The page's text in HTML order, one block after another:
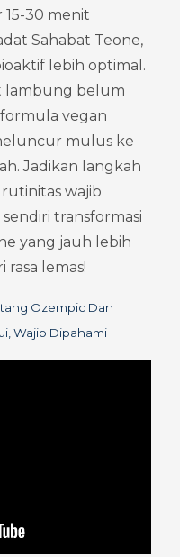
15-30 menit
Sahabat Teone,
lebih optimal.
lambung belum
vegan
mulus ke
Jadikan langkah
rutinitas wajib
transformasi
yang jauh lebih
rasa lemas!
Ozempic Dan
Wajib Dipahami